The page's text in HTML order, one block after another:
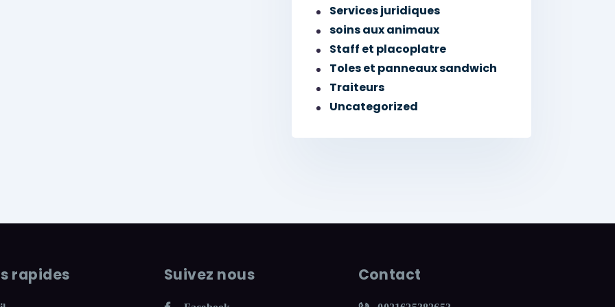
Services juridiques
soins aux animaux
Staff et placoplatre
Toles et panneaux sandwich
Traiteurs
Uncategorized
rapides Suivez nous Contact